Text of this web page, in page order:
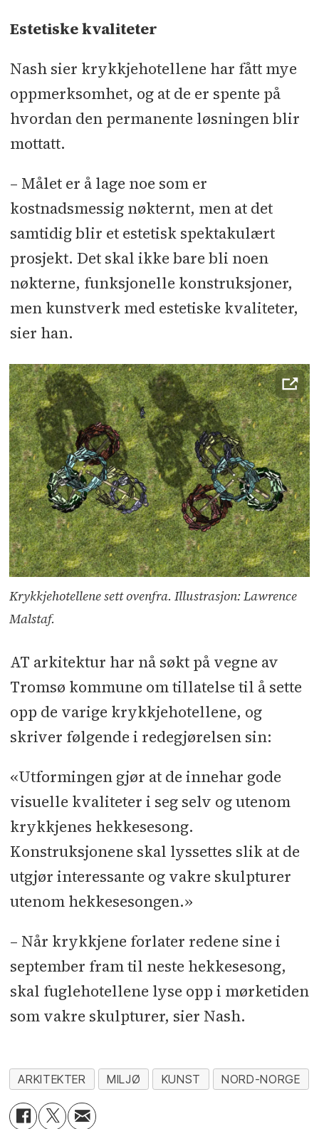
Estetiske kvaliteter
Nash sier krykkjehotellene har fått mye
oppmerksomhet, og at de er spente på
hvordan den permanente løsningen blir
mottatt.
– Målet er å lage noe som er
kostnadsmessig nøkternt, men at det
samtidig blir et estetisk spektakulært
prosjekt. Det skal ikke bare bli noen
nøkterne, funksjonelle konstruksjoner,
men kunstverk med estetiske kvaliteter,
sier han.
Krykkjehotellene sett ovenfra. Illustrasjon: Lawrence
Malstaf.
AT arkitektur har nå søkt på vegne av
Tromsø kommune om tillatelse til å sette
opp de varige krykkjehotellene, og
skriver følgende i redegjørelsen sin:
«Utformingen gjør at de innehar gode
visuelle kvaliteter i seg selv og utenom
krykkjenes hekkesesong.
Konstruksjonene skal lyssettes slik at de
utgjør interessante og vakre skulpturer
utenom hekkesesongen.»
– Når krykkjene forlater redene sine i
september fram til neste hekkesesong,
skal fuglehotellene lyse opp i mørketiden
som vakre skulpturer, sier Nash.
ARKITEKTER MILJØ KUNST NORD-NORGE